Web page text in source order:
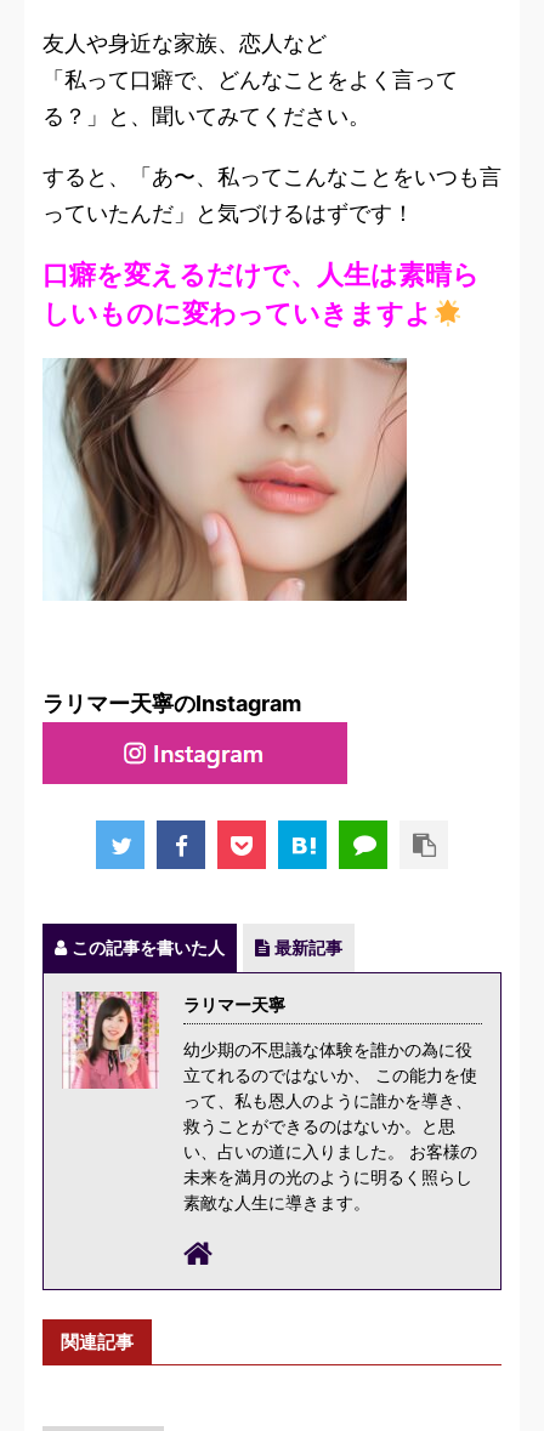
友人や身近な家族、恋人など
「私って口癖で、どんなことをよく言って
る？」と、聞いてみてください。
すると、「あ〜、私ってこんなことをいつも言
っていたんだ」と気づけるはずです！
口癖を変えるだけで、人生は素晴ら
しいものに変わっていきますよ
ラリマー天寧のInstagram
この記事を書いた人 最新記事
ラリマー天寧
幼少期の不思議な体験を誰かの為に役
立てれるのではないか、 この能力を使
って、私も恩人のように誰かを導き、
救うことができるのはないか。と思
い、占いの道に入りました。 お客様の
未来を満月の光のように明るく照らし
素敵な人生に導きます。
関連記事